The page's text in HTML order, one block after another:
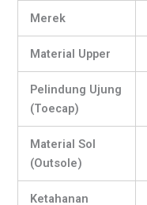
Merek
Material Upper
Pelindung Ujung
(Toecap)
Material Sol
(Outsole)
Ketahanan